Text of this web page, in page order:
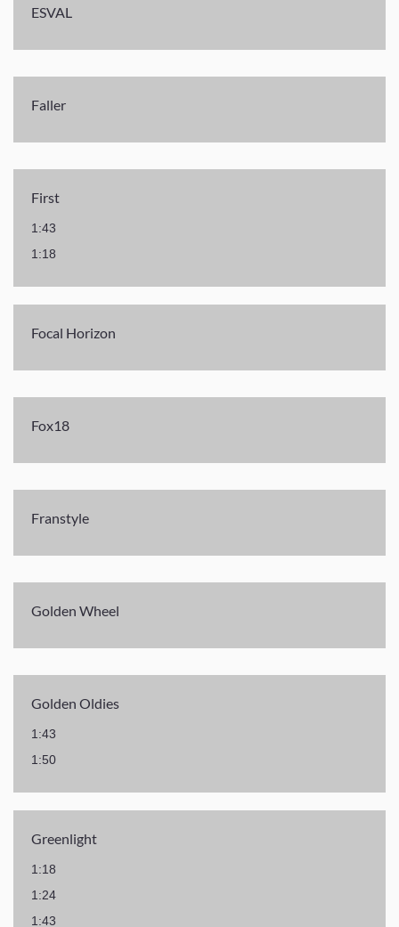
ESVAL
Faller
First
1:43
1:18
Focal Horizon
Fox18
Franstyle
Golden Wheel
Golden Oldies
1:43
1:50
Greenlight
1:18
1:24
1:43